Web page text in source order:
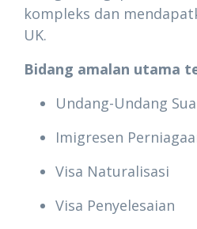
kompleks dan
UK.
Bidang amalan utama
Undang-Undang
Imigresen
Visa Naturalisasi
Visa Penyelesaian